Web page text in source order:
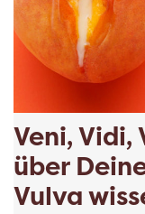
Veni, Vidi,
über
Vulva